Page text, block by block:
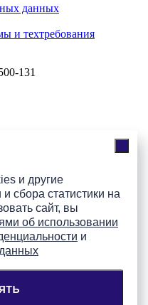
и другие
сбора статистики на
сайт, вы
об использовании
и
данных
и техтребования
131